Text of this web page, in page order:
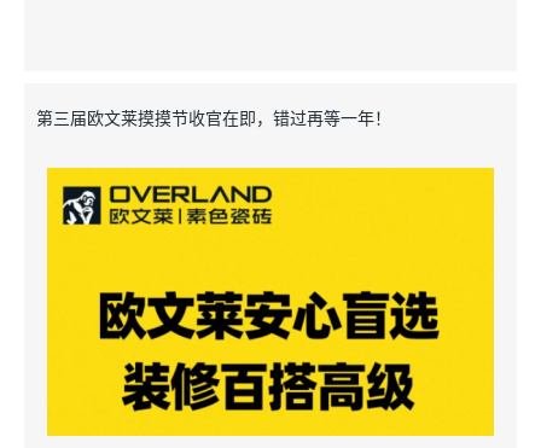
第三届欧文莱摸摸节收官在即，错过再等一年！